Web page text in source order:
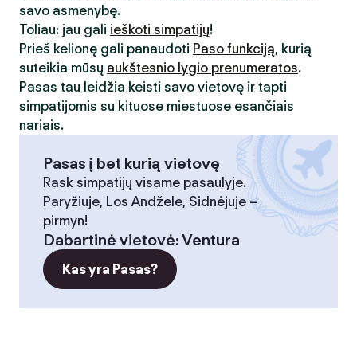
savo asmenybę.
Toliau: jau gali ieškoti simpatijų!
Prieš kelionę gali panaudoti Paso funkciją, kurią
suteikia mūsų aukštesnio lygio prenumeratos.
Pasas tau leidžia keisti savo vietovę ir tapti
simpatijomis su kituose miestuose esančiais
nariais.
Pasas į bet kurią vietovę
Rask simpatijų visame pasaulyje.
Paryžiuje, Los Andžele, Sidnėjuje –
pirmyn!
Dabartinė vietovė:Ventura
Kas yra Pasas?